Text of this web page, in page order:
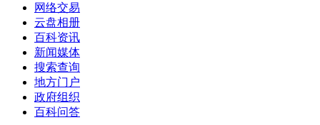
网络交易
云盘相册
百科资讯
新闻媒体
搜索查询
地方门户
政府组织
百科问答